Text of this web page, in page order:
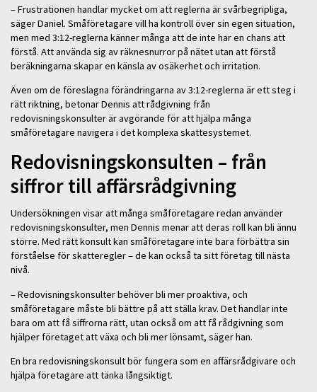
– Frustrationen handlar mycket om att reglerna är svårbegripliga,
säger Daniel. Småföretagare vill ha kontroll över sin egen situation,
men med 3:12-reglerna känner många att de inte har en chans att
förstå. Att använda sig av räknesnurror på nätet utan att förstå
beräkningarna skapar en känsla av osäkerhet och irritation.
Även om de föreslagna förändringarna av 3:12-reglerna är ett steg i
rätt riktning, betonar Dennis att rådgivning från
redovisningskonsulter är avgörande för att hjälpa många
småföretagare navigera i det komplexa skattesystemet.
Redovisningskonsulten – från
siffror till affärsrådgivning
Undersökningen visar att många småföretagare redan använder
redovisningskonsulter, men Dennis menar att deras roll kan bli ännu
större. Med rätt konsult kan småföretagare inte bara förbättra sin
förståelse för skatteregler – de kan också ta sitt företag till nästa
nivå.
– Redovisningskonsulter behöver bli mer proaktiva, och
småföretagare måste bli bättre på att ställa krav. Det handlar inte
bara om att få siffrorna rätt, utan också om att få rådgivning som
hjälper företaget att växa och bli mer lönsamt, säger han.
En bra redovisningskonsult bör fungera som en affärsrådgivare och
hjälpa företagare att tänka långsiktigt.